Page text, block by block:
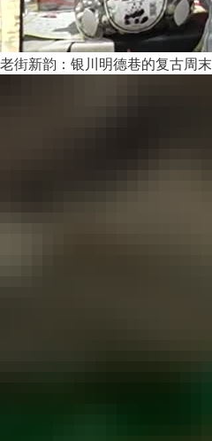
老街新韵：银川明德巷的复古周末